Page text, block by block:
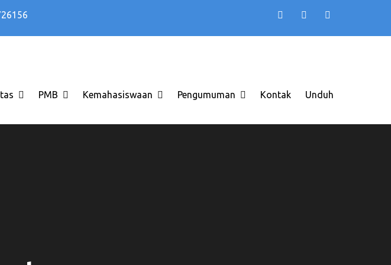
PMB Kemahasiswaan Pengumuman Kontak Unduh